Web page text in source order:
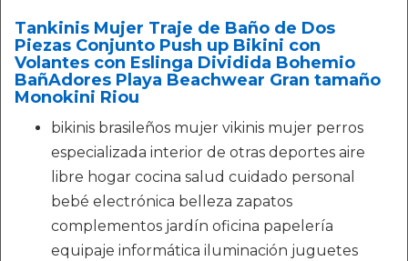
Tankinis Mujer Traje de Baño de Dos
Piezas Conjunto Push up Bikini con
Volantes con Eslinga Dividida Bohemio
BañAdores Playa Beachwear Gran tamaño
Monokini Riou
bikinis brasileños mujer vikinis mujer perros
especializada interior de otras deportes aire
libre hogar cocina salud cuidado personal
bebé electrónica belleza zapatos
complementos jardín oficina papelería
equipaje informática iluminación juguetes